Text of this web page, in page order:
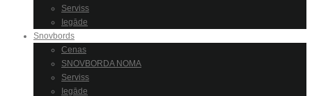
Serviss
Iegāde
Snovbords
Cenas
SNOVBORDA NOMA
Serviss
Iegāde